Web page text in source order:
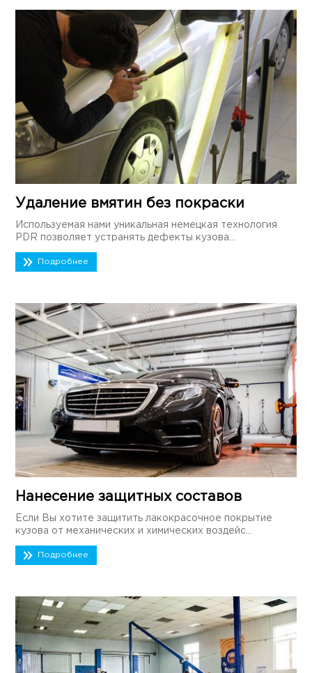
Удаление вмятин без покраски
Используемая нами уникальная немецкая технология
PDR позволяет устранять дефекты кузова...
Подробнее
Нанесение защитных составов
Если Вы хотите защитить лакокрасочное покрытие
кузова от механических и химических воздейс...
Подробнее